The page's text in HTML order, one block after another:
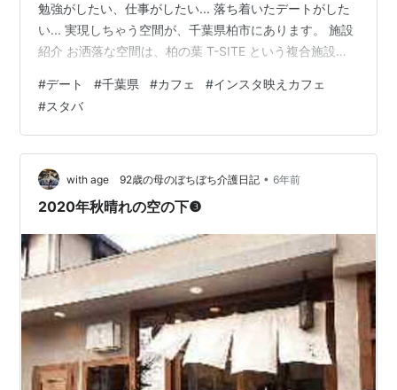
勉強がしたい、仕事がしたい... 落ち着いたデートがした
い... 実現しちゃう空間が、千葉県柏市にあります。 施設
紹介 お洒落な空間は、柏の葉 T-SITE という複合施設の
が一緒になっているので、座って本が読める、が実現し
ちゃうんです。 スタバとツタヤ以外にも、shiroinu
cafe(ドッグカフェ)が併設されています。 愛犬を連れて
お洒落な空間で、本を読みながらくつろぐという、最高
な空間を作り上げることも○ そのほかにも、フォトスタ
ジオ…
#デート #千葉県 #カフェ #インスタ映えカフェ
#スタバ
with age 92歳の母のぼちぼち介護日記 • 6年前
2020年秋晴れの空の下❸